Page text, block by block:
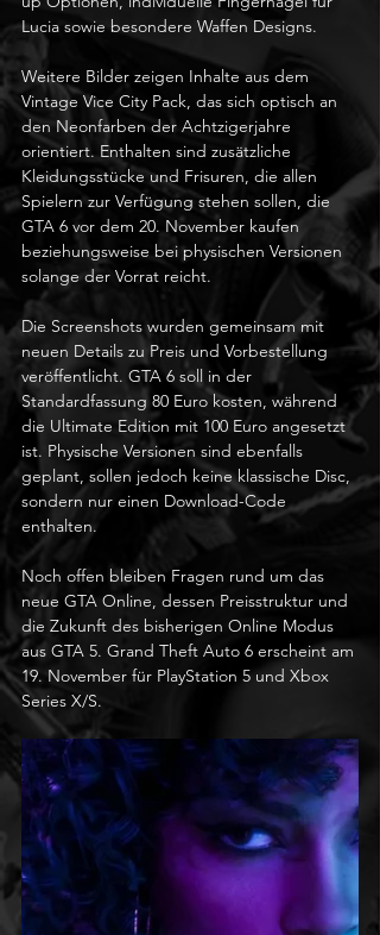
Lucia sowie besondere Waffen Designs.
Weitere Bilder zeigen Inhalte aus dem
Vintage Vice City Pack, das sich optisch an
den Neonfarben der Achtzigerjahre
orientiert. Enthalten sind zusätzliche
Kleidungsstücke und Frisuren, die allen
Spielern zur Verfügung stehen sollen, die
GTA 6 vor dem 20. November kaufen
beziehungsweise bei physischen Versionen
solange der Vorrat reicht.
Die Screenshots wurden gemeinsam mit
neuen Details zu Preis und Vorbestellung
veröffentlicht. GTA 6 soll in der
Standardfassung 80 Euro kosten, während
die Ultimate Edition mit 100 Euro angesetzt
ist. Physische Versionen sind ebenfalls
geplant, sollen jedoch keine klassische Disc,
sondern nur einen Download-Code
enthalten.
Noch offen bleiben Fragen rund um das
neue GTA Online, dessen Preisstruktur und
die Zukunft des bisherigen Online Modus
aus GTA 5. Grand Theft Auto 6 erscheint am
19. November für PlayStation 5 und Xbox
Series X/S.